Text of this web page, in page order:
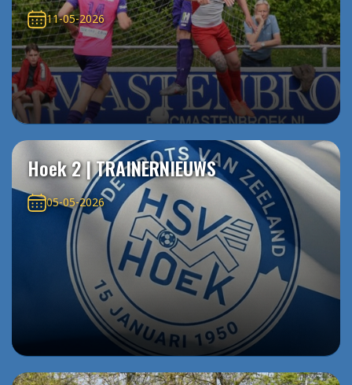
11-05-2026
Hoek 2 | TRAINERNIEUWS
05-05-2026